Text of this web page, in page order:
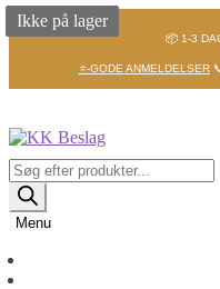
📦 1-3
⭐-GODE ANMELDELSER
Spring
til
navigation
Spring
til
indhold
Products
search
Menu
Ikke på lager